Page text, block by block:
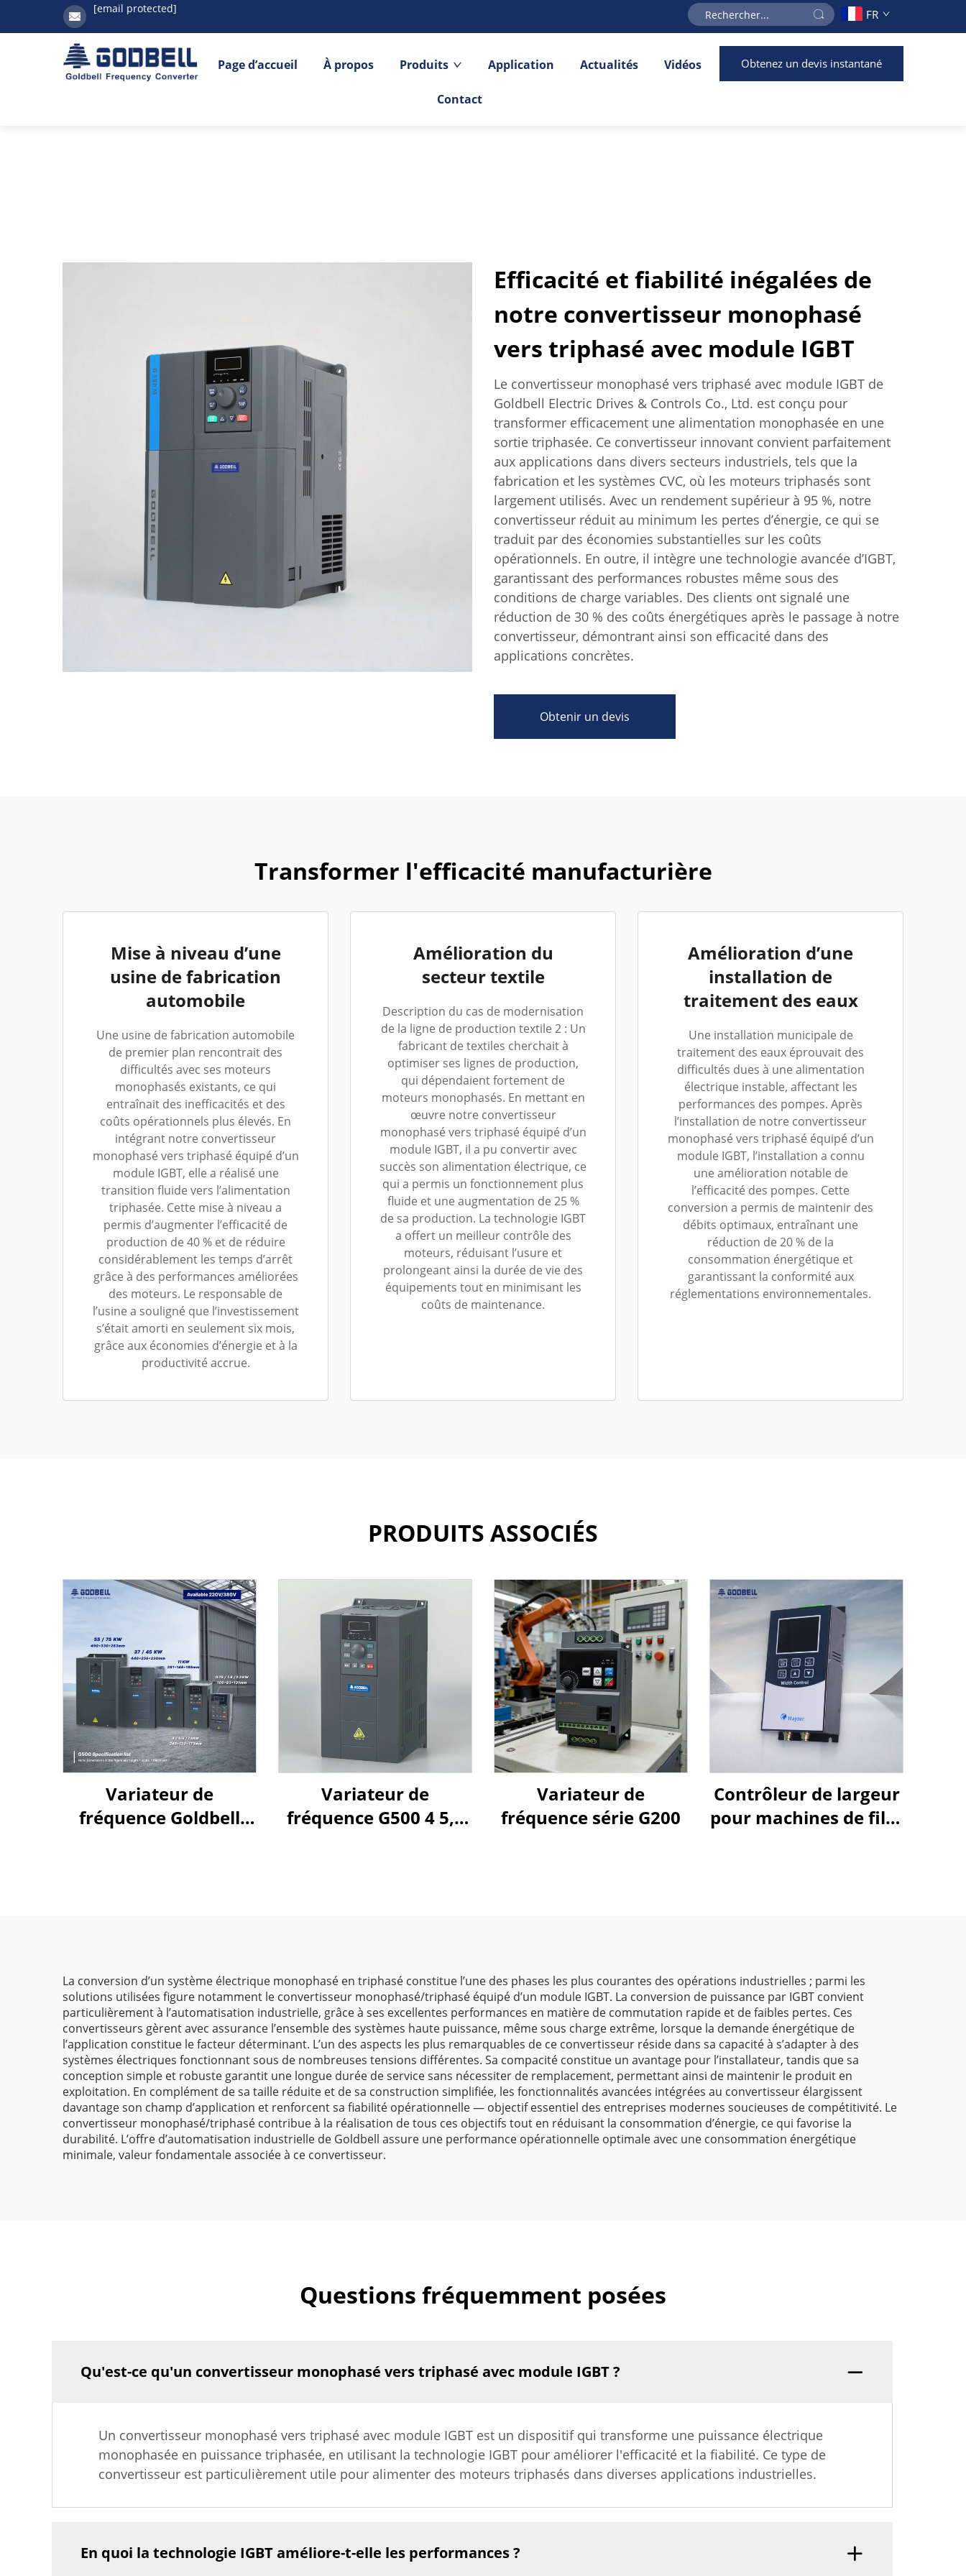
[email protected] FR
Page d’accueil À propos Produits Application Actualités Vidéos
Contact
Obtenez un devis instantané
Efficacité et fiabilité inégalées de
notre convertisseur monophasé
vers triphasé avec module IGBT
Le convertisseur monophasé vers triphasé avec module IGBT de
Goldbell Electric Drives & Controls Co., Ltd. est conçu pour
transformer efficacement une alimentation monophasée en une
sortie triphasée. Ce convertisseur innovant convient parfaitement
aux applications dans divers secteurs industriels, tels que la
fabrication et les systèmes CVC, où les moteurs triphasés sont
largement utilisés. Avec un rendement supérieur à 95 %, notre
convertisseur réduit au minimum les pertes d’énergie, ce qui se
traduit par des économies substantielles sur les coûts
opérationnels. En outre, il intègre une technologie avancée d’IGBT,
garantissant des performances robustes même sous des
conditions de charge variables. Des clients ont signalé une
réduction de 30 % des coûts énergétiques après le passage à notre
convertisseur, démontrant ainsi son efficacité dans des
applications concrètes.
Obtenir un devis
Transformer l'efficacité manufacturière
Mise à niveau d’une
usine de fabrication
automobile
Une usine de fabrication automobile
de premier plan rencontrait des
difficultés avec ses moteurs
monophasés existants, ce qui
entraînait des inefficacités et des
coûts opérationnels plus élevés. En
intégrant notre convertisseur
monophasé vers triphasé équipé d’un
module IGBT, elle a réalisé une
transition fluide vers l’alimentation
triphasée. Cette mise à niveau a
permis d’augmenter l’efficacité de
production de 40 % et de réduire
considérablement les temps d’arrêt
grâce à des performances améliorées
des moteurs. Le responsable de
l’usine a souligné que l’investissement
s’était amorti en seulement six mois,
grâce aux économies d’énergie et à la
productivité accrue.
Amélioration du
secteur textile
Description du cas de modernisation
de la ligne de production textile 2 : Un
fabricant de textiles cherchait à
optimiser ses lignes de production,
qui dépendaient fortement de
moteurs monophasés. En mettant en
œuvre notre convertisseur
monophasé vers triphasé équipé d’un
module IGBT, il a pu convertir avec
succès son alimentation électrique, ce
qui a permis un fonctionnement plus
fluide et une augmentation de 25 %
de sa production. La technologie IGBT
a offert un meilleur contrôle des
moteurs, réduisant l’usure et
prolongeant ainsi la durée de vie des
équipements tout en minimisant les
coûts de maintenance.
Amélioration d’une
installation de
traitement des eaux
Une installation municipale de
traitement des eaux éprouvait des
difficultés dues à une alimentation
électrique instable, affectant les
performances des pompes. Après
l’installation de notre convertisseur
monophasé vers triphasé équipé d’un
module IGBT, l’installation a connu
une amélioration notable de
l’efficacité des pompes. Cette
conversion a permis de maintenir des
débits optimaux, entraînant une
réduction de 20 % de la
consommation énergétique et
garantissant la conformité aux
réglementations environnementales.
PRODUITS ASSOCIÉS
Variateur de
fréquence Goldbell
Variateur de
fréquence G500 4 5,5
Variateur de
fréquence série G200
Contrôleur de largeur
pour machines de film
La conversion d’un système électrique monophasé en triphasé constitue l’une des phases les plus courantes des opérations industrielles ; parmi les
solutions utilisées figure notamment le convertisseur monophasé/triphasé équipé d’un module IGBT. La conversion de puissance par IGBT convient
particulièrement à l’automatisation industrielle, grâce à ses excellentes performances en matière de commutation rapide et de faibles pertes. Ces
convertisseurs gèrent avec assurance l’ensemble des systèmes haute puissance, même sous charge extrême, lorsque la demande énergétique de
l’application constitue le facteur déterminant. L’un des aspects les plus remarquables de ce convertisseur réside dans sa capacité à s’adapter à des
systèmes électriques fonctionnant sous de nombreuses tensions différentes. Sa compacité constitue un avantage pour l’installateur, tandis que sa
conception simple et robuste garantit une longue durée de service sans nécessiter de remplacement, permettant ainsi de maintenir le produit en
exploitation. En complément de sa taille réduite et de sa construction simplifiée, les fonctionnalités avancées intégrées au convertisseur élargissent
davantage son champ d’application et renforcent sa fiabilité opérationnelle — objectif essentiel des entreprises modernes soucieuses de compétitivité. Le
convertisseur monophasé/triphasé contribue à la réalisation de tous ces objectifs tout en réduisant la consommation d’énergie, ce qui favorise la
durabilité. L’offre d’automatisation industrielle de Goldbell assure une performance opérationnelle optimale avec une consommation énergétique
minimale, valeur fondamentale associée à ce convertisseur.
Questions fréquemment posées
Qu'est-ce qu'un convertisseur monophasé vers triphasé avec module IGBT ?
Un convertisseur monophasé vers triphasé avec module IGBT est un dispositif qui transforme une puissance électrique
monophasée en puissance triphasée, en utilisant la technologie IGBT pour améliorer l'efficacité et la fiabilité. Ce type de
convertisseur est particulièrement utile pour alimenter des moteurs triphasés dans diverses applications industrielles.
En quoi la technologie IGBT améliore-t-elle les performances ?